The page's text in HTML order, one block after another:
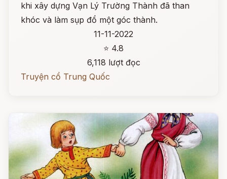
khi xây dựng Vạn Lý Trường Thành đã than
khóc và làm sụp đổ một góc thành.
11-11-2022
⭐ 4.8
6,118 lượt đọc
Truyện cổ Trung Quốc